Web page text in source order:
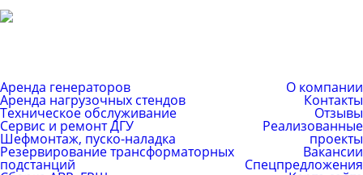
Аренда генераторов
Аренда нагрузочных стендов
Техническое обслуживание
Сервис и ремонт ДГУ
Шефмонтаж, пуско-наладка
Резервирование трансформаторных
подстанций
О компании
Контакты
Отзывы
Реализованные
проекты
Вакансии
Спецпредложения